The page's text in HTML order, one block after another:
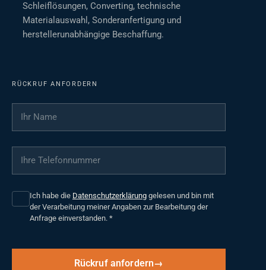
Schleiflösungen, Converting, technische
Materialauswahl, Sonderanfertigung und
herstellerunabhängige Beschaffung.
RÜCKRUF ANFORDERN
Ihr Name
Ihre Telefonnummer
Ich habe die Datenschutzerklärung gelesen und bin mit
der Verarbeitung meiner Angaben zur Bearbeitung der
Anfrage einverstanden. *
Rückruf anfordern